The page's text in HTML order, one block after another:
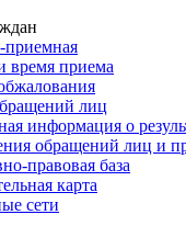
приемная
время приема
лиц
информация о
обращений лиц и
правовая база
карта
сети